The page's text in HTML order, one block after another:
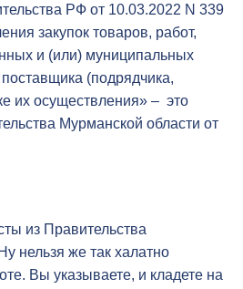
РФ от 10.03.2022 N 339
закупок товаров, работ,
и (или) муниципальных
(подрядчика,
их осуществления» – это
Мурманской области от
из Правительства
нельзя же так халатно
Вы указываете, и кладете на